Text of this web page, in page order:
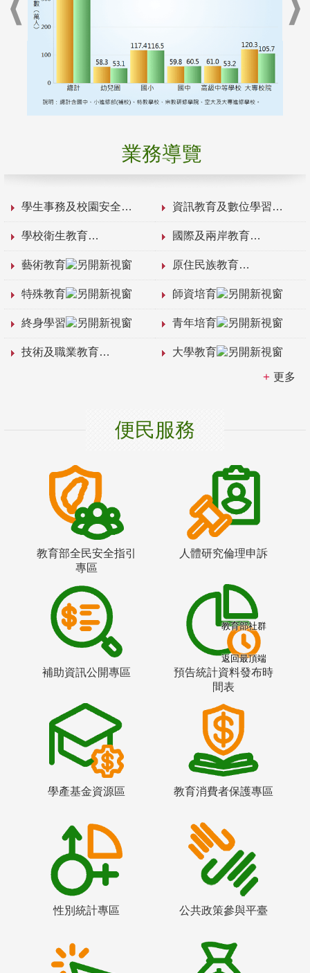
業務導覽
學生事務及校園安全 資訊教育及數位學習
學校衛生教育 國際及兩岸教育
藝術教育 原住民族教育
特殊教育 師資培育
終身學習 青年培育
技術及職業教育 大學教育
更多
便民服務
教育部全民安全指引
專區
人體研究倫理申訴
補助資訊公開專區
預告統計資料發布時
間表
學產基金資源區 教育消費者保護專區
性別統計專區 公共政策參與平臺
教育部社群
返回最頂端